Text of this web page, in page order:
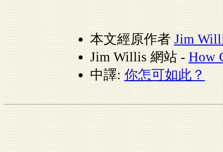
本文經原作者 Jim
Jim Willis 網站 - How
中譯: 你怎可如此？